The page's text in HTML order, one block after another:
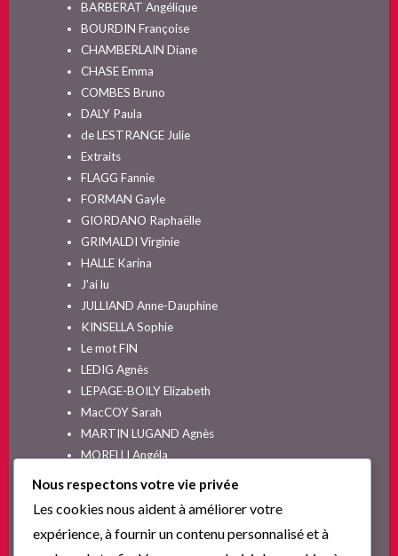
BARBERAT Angélique
BOURDIN Françoise
CHAMBERLAIN Diane
CHASE Emma
COMBES Bruno
DALY Paula
de LESTRANGE Julie
Extraits
FLAGG Fannie
FORMAN Gayle
GIORDANO Raphaëlle
GRIMALDI Virginie
HALLE Karina
J'ai lu
JULLIAND Anne-Dauphine
KINSELLA Sophie
Le mot FIN
LEDIG Agnès
LEPAGE-BOILY Elizabeth
MacCOY Sarah
MARTIN LUGAND Agnès
MORELLI Angéla
Non classé
PINGUILLY Yves
Nous respectons votre vie privée
Les cookies nous aident à améliorer votre
expérience, à fournir un contenu personnalisé et à